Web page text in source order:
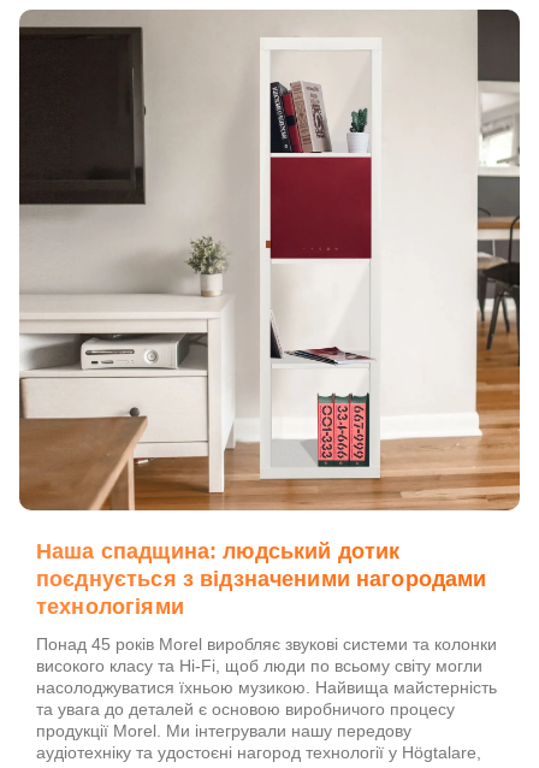
Наша спадщина: людський дотик
поєднується з відзначеними нагородами
технологіями
Понад 45 років Morel виробляє звукові системи та колонки
високого класу та Hi-Fi, щоб люди по всьому світу могли
насолоджуватися їхньою музикою. Найвища майстерність
та увага до деталей є основою виробничого процесу
продукції Morel. Ми інтегрували нашу передову
аудіотехніку та удостоєні нагород технології у Högtalare,